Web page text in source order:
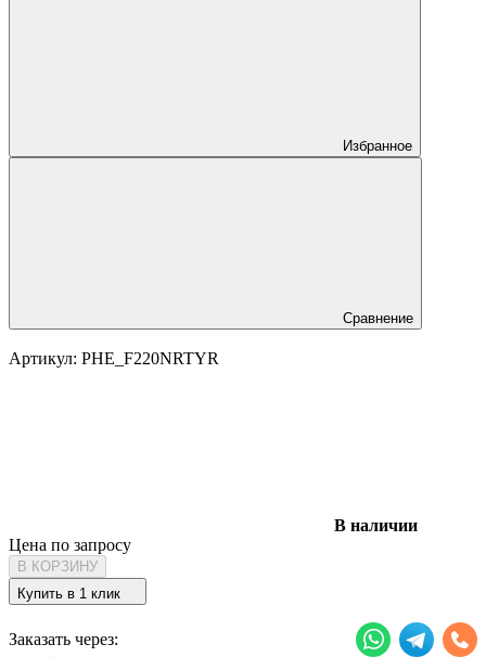
Избранное
Сравнение
Артикул: PHE_F220NRTYR
В наличии
Цена по запросу
В КОРЗИНУ
Купить в 1 клик
Заказать через: